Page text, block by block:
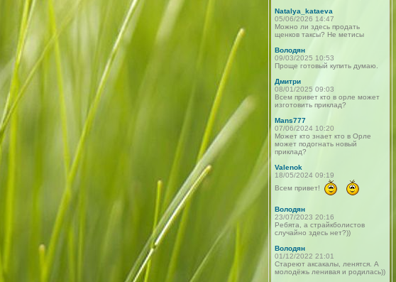
Natalya_kataeva
05/06/2026 14:47
Можно ли здесь продать
щенков таксы? Не метисы
Володян
09/03/2025 10:53
Проще готовый купить думаю.
Дмитри
08/01/2025 09:03
Всем привет кто в орле может
изготовить приклад?
Mans777
07/06/2024 10:20
Может кто знает кто в Орле
может подогнать новый
приклад?
Valenok
18/05/2024 09:19
Всем привет!
Володян
23/07/2023 20:16
Ребята, а страйкболистов
случайно здесь нет?))
Володян
01/12/2022 21:01
Стареют аксакалы, ленятся. А
молодёжь ленивая и родилась))